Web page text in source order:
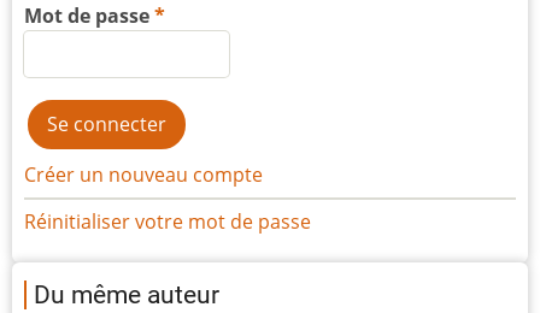
Mot de passe
Créer un nouveau compte
Réinitialiser votre mot de passe
Du même auteur